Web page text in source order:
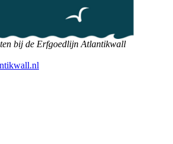
bij de Erfgoedlijn Atlantikwall